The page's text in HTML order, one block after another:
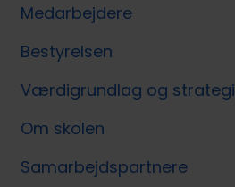
Medarbejdere
Bestyrelsen
Værdigrundlag og strategi
Om skolen
Samarbejdspartnere